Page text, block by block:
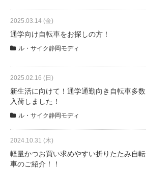
求人情報
募集中の求人情報
法人様向け割引
その他
2025.03.14 (金)
通学向け自転車をお探しの方！
ル・サイク静岡モディ
2025.02.16 (日)
新生活に向けて！通学通勤向き自転車多数
入荷しました！
ル・サイク静岡モディ
2024.10.31 (木)
軽量かつお買い求めやすい折りたたみ自転
車のご紹介！！